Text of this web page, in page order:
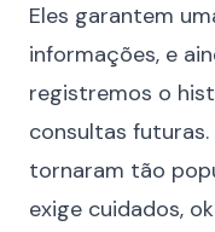
Eles garantem
informações, e
registremos o
consultas
tornaram tão
exige cuidados,